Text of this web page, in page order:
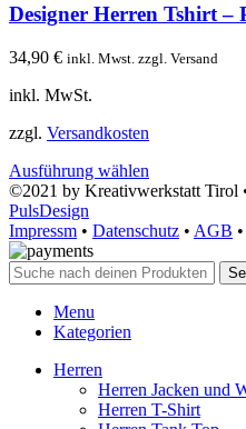
Designer Herren Tshirt –
34,90 € inkl. Mwst. zzgl. Versand
inkl. MwSt.
zzgl. Versandkosten
Ausführung wählen
©2021 by Kreativwerkstatt Tirol
PulsDesign
Impressm • Datenschutz • AGB •
Menu
Kategorien
Herren
Herren Jacken und
Herren T-Shirt